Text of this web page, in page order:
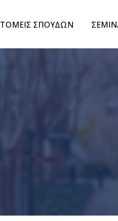
ΤΟΜΕΙΣ ΣΠΟΥΔΩΝ